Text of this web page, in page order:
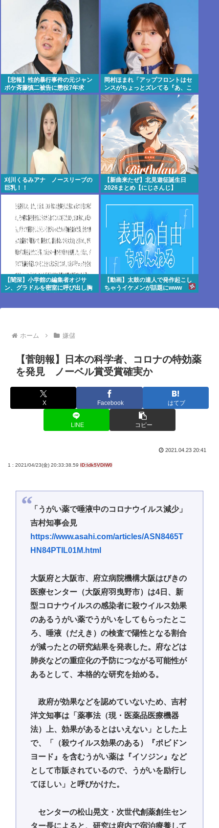
【悲報】性的暴行事件の元ジャン
ポケ斉藤慎二被告に懲役7年求
刑、被害女性「安心して眠りた
い」
岡村ほまれ「アップフロントはセ
ンスがちょっとズレてる『あ、こ
れ選ぶんだぁ』みたいな。悪口で
はなく斬新
刈川くるみアナ ノースリーブの
巨乳！！
【新曲来たぜ】北見遊征誕生日
2026まとめ【にじさんじ】
【闇深】小学館の編集者オジサ
ン、グラドルを密室に呼び出し胸
【動画】太鼓の達人で発作起こし
ちゃうイケメンが話題にwww
ホーム 嫌儲
【菅朗報】日本の科学者、コロナの特効薬
を発見 ノーベル賞受賞確実か
X Facebook はてブ
LINE コピー
2021.04.23 20:41
1 : 2021/04/23(金) 20:33:38.59 ID:ldk5VDlW0
「うがい薬で唾液中のコロナウイルス減少」
吉村知事会見
https://www.asahi.com/articles/ASN8465T
HN84PTIL01M.html
大阪府と大阪市、府立病院機構大阪はびきの
医療センター（大阪府羽曳野市）は4日、新
型コロナウイルスの感染者に殺ウイルス効果
のあるうがい薬でうがいをしてもらったとこ
ろ、唾液（だえき）の検査で陽性となる割合
が減ったとの研究結果を発表した。府などは
肺炎などの重症化の予防につながる可能性が
あるとして、本格的な研究を始める。
政府が効果などを認めていないため、吉村
洋文知事は「薬事法（現・医薬品医療機器
法）上、効果があるとはいえない」とした上
で、「（殺ウイルス効果のある）『ポビドン
ヨード』を含むうがい薬は『イソジン』など
として市販されているので、うがいを励行し
てほしい」と呼びかけた。
センターの松山晃文・次世代創薬創生セン
ター長によると、研究は府内で宿泊療養して